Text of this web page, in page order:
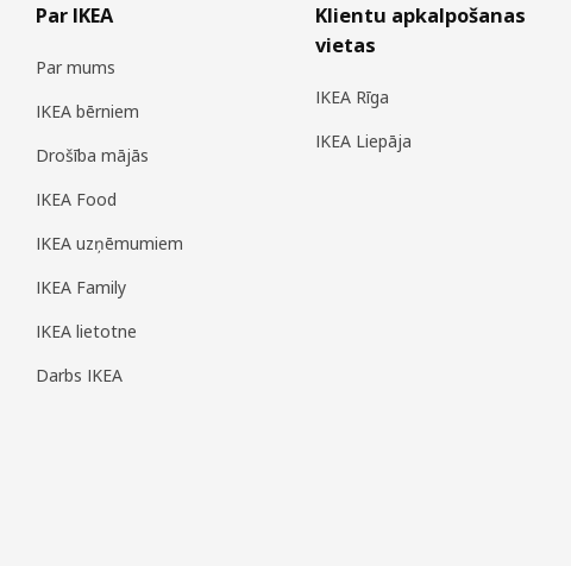
Par IKEA
Par mums
IKEA bērniem
Drošība mājās
IKEA Food
IKEA uzņēmumiem
IKEA Family
IKEA lietotne
Darbs IKEA
Klientu apkalpošanas
vietas
IKEA Rīga
IKEA Liepāja